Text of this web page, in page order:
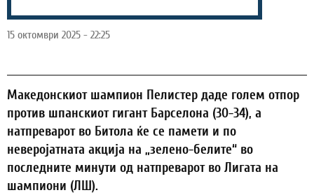
15 октомври 2025 - 22:25
Македонскиот шампион Пелистер даде голем отпор
против шпанскиот гигант Барселона (30-34), а
натпреварот во Битола ќе се памети и по
неверојатната акција на „зелено-белите“ во
последните минути од натпреварот во Лигата на
шампиони (ЛШ).